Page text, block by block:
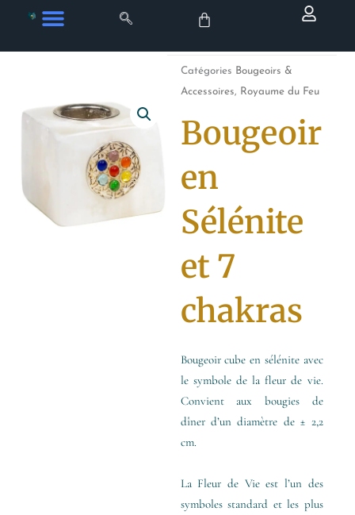
contenu
Catégories Bougeoirs &
Accessoires, Royaume du Feu
Bougeoir
en
Sélénite
et 7
chakras
Bougeoir cube en sélénite avec
le symbole de la fleur de vie.
Convient aux bougies de
dîner d’un diamètre de ± 2,2
cm.
La Fleur de Vie est l’un des
symboles standard et les plus